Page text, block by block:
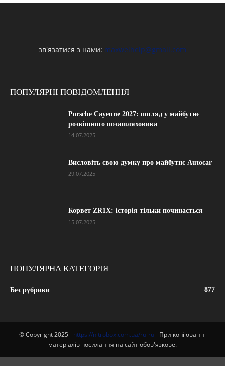
зв'язатися з нами: maxwelhelp@gmail.com
ПОПУЛЯРНІ ПОВІДОМЛЕННЯ
Porsche Cayenne 2027: погляд у майбутнє
розкішного позашляховика
14.07.2025
Висловіть свою думку про майбутнє Autocar
29.07.2025
Корвет ZR1X: історія тільки починається
15.07.2025
ПОПУЛЯРНА КАТЕГОРІЯ
Без рубрики 877
© Copyright 2025 - https://nitrobox.com.ua/ru-ru- При копіюванні
матеріалів посилання на сайт обов'язкове.